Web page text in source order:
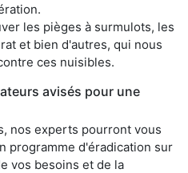
les pièges à surmulots, les
et bien d'autres, qui nous
ces nuisibles.
avisés pour une
nos experts pourront vous
programme d'éradication sur
vos besoins et de la